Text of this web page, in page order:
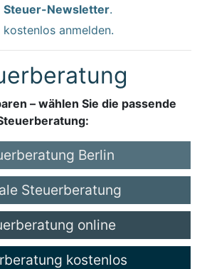
Steuer-Newsletter.
anmelden.
– wählen Sie die passende
Berlin
Steuerberatung
online
kostenlos